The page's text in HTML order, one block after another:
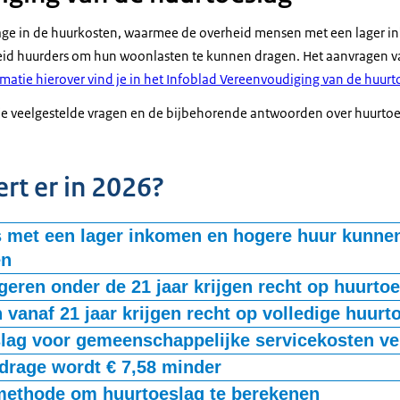
in de huurkosten, waarmee de overheid mensen met een lager
huurders om hun woonlasten te kunnen dragen. Het aanvragen
hierover vind je in het Infoblad Vereenvoudiging van de
veelgestelde vragen en de bijbehorende antwoorden over
er in 2026?
met een lager inkomen en hogere huur
een nieuwe groep mensen bij die recht krijgt op huurtoeslag. Dit
een hogere huur. Deze huurders hebben qua inkomen recht op
Dit komt omdat hun huurprijs boven de maximum huurgrens ligt.
zij net als huurders van een sociale (gereguleerde) huurwoning,
tot € 932,93. Dat wordt mogelijk door het vervallen van de
onder de 21 jaar krijgen recht op
de 21 jaar kunnen vanaf 2026 huurtoeslag aanvragen als hun huur
Nu is dat alleen mogelijk als de huur lager is dan € 498,20. De
tot € 498,20.
vanaf 21 jaar krijgen recht op volledige
nu pas vanaf 23 jaar recht op volledige huurtoeslag. In 2026
huurtoeslag. Deze nieuwe leeftijdsgrens is gelijk aan die van
voor gemeenschappelijke servicekosten
van de huidige ontvangers gaat in 2026 minder huurtoeslag
huurders die nu nog gemeenschappelijke servicekosten vergoed
wordt € 7,58 minder
huurtoeslag krijgen, gaan netto € 7,58 minder betalen voor hun
om huurtoeslag te berekenen